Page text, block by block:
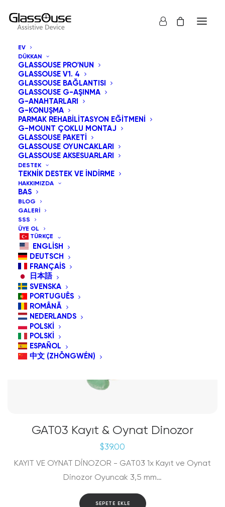
EV
DÜKKAN
GLASSOUSE PRO'NUN
GLASSOUSE V1. 4
GLASSOUSE BAĞLANTISI
GLASSOUSE G-AŞINMA
G-ANAHTARLARI
G-KONUŞMA
PARMAK REHABILITASYON EĞITMENI
G-MOUNT ÇOKLU MONTAJ
GLASSOUSE PAKETI
GLASSOUSE OYUNCAKLARI
GLASSOUSE AKSESUARLARI
DESTEK
TEKNIK DESTEK VE İNDIRME
HAKKIMIZDA
BAS
BLOG
GALERI
SSS
ÜYE OL
TÜRKÇE
ENGLISH
DEUTSCH
FRANÇAIS
日本語
SVENSKA
PORTUGUÊS
ROMÂNĂ
NEDERLANDS
POLSKI
POLSKI
ESPAÑOL
中文 (ZHŌNGWÉN)
Hepsi göster GlassOuse Oyuncakları
Varsayılan Sıralama
En çok satılana göre sırala
En yeniye göre sırala
Fiyata göre sırala: Düşükten yükseğe
Fiyata göre sırala: Yüksekten düşüğe
GAT03 Kayıt & Oynat Dinozor
$39.00
KAYIT VE OYNAT DİNOZOR - GAT03 1x Kayıt ve Oynat
Dinozor Oyuncak 3,5 mm…
SEPETE EKLE